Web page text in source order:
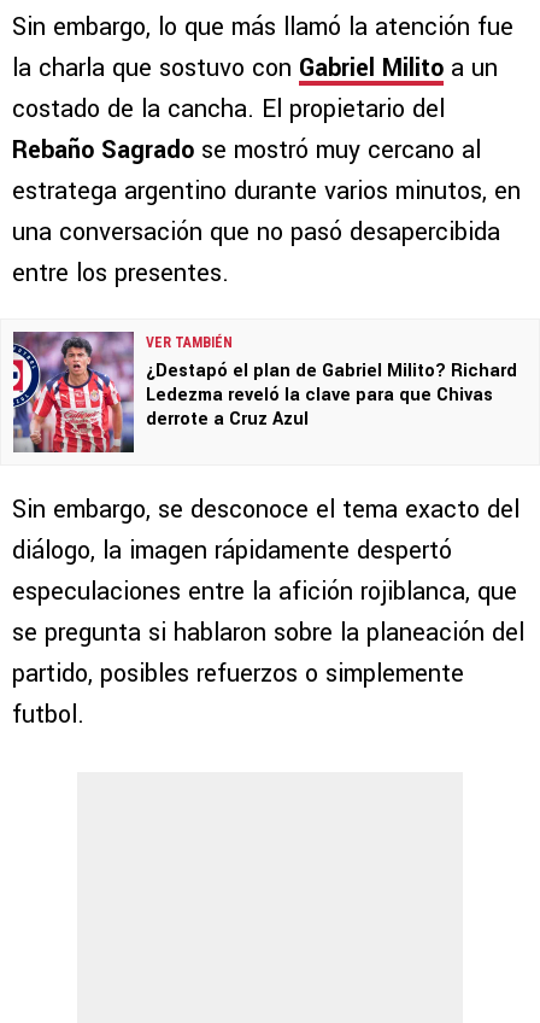
Sin embargo, lo que más llamó la atención fue
la charla que sostuvo con Gabriel Milito a un
costado de la cancha. El propietario del
Rebaño Sagrado se mostró muy cercano al
estratega argentino durante varios minutos, en
una conversación que no pasó desapercibida
entre los presentes.
VER TAMBIÉN
¿Destapó el plan de Gabriel Milito? Richard
Ledezma reveló la clave para que Chivas
derrote a Cruz Azul
Sin embargo, se desconoce el tema exacto del
diálogo, la imagen rápidamente despertó
especulaciones entre la afición rojiblanca, que
se pregunta si hablaron sobre la planeación del
partido, posibles refuerzos o simplemente
futbol.